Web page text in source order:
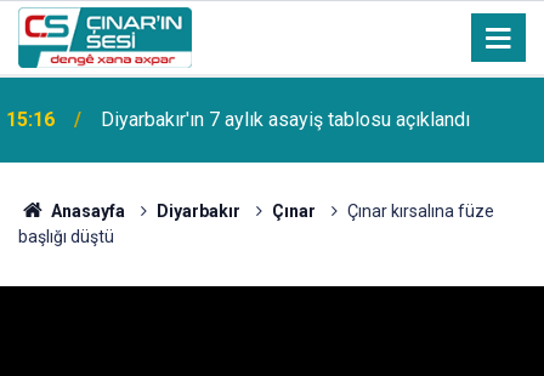
15:16 Diyarbakır'ın 7 aylık asayiş tablosu açıklandı
Anasayfa Diyarbakır Çınar
Çınar kırsalına füze
başlığı düştü